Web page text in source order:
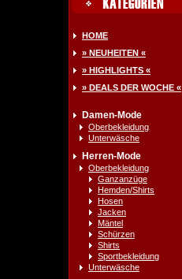
HOME
» NEUHEITEN «
» HIGHLIGHTS «
» DEALS DER WOCHE «
Damen-Mode
Oberbekleidung
Unterwäsche
Herren-Mode
Oberbekleidung
Ganzanzüge
Hemden/Shirts
Hosen
Jacken
Mäntel
Schürzen
Shirts
Sportbekleidung
Unterwäsche